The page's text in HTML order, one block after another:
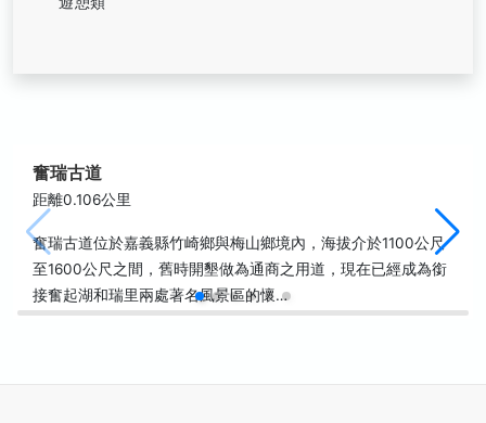
奮瑞古道
距離0.106公里
奮瑞古道位於嘉義縣竹崎鄉與梅山鄉境內，海拔介於1100公尺
至1600公尺之間，舊時開墾做為通商之用道，現在已經成為銜
接奮起湖和瑞里兩處著名風景區的懷…